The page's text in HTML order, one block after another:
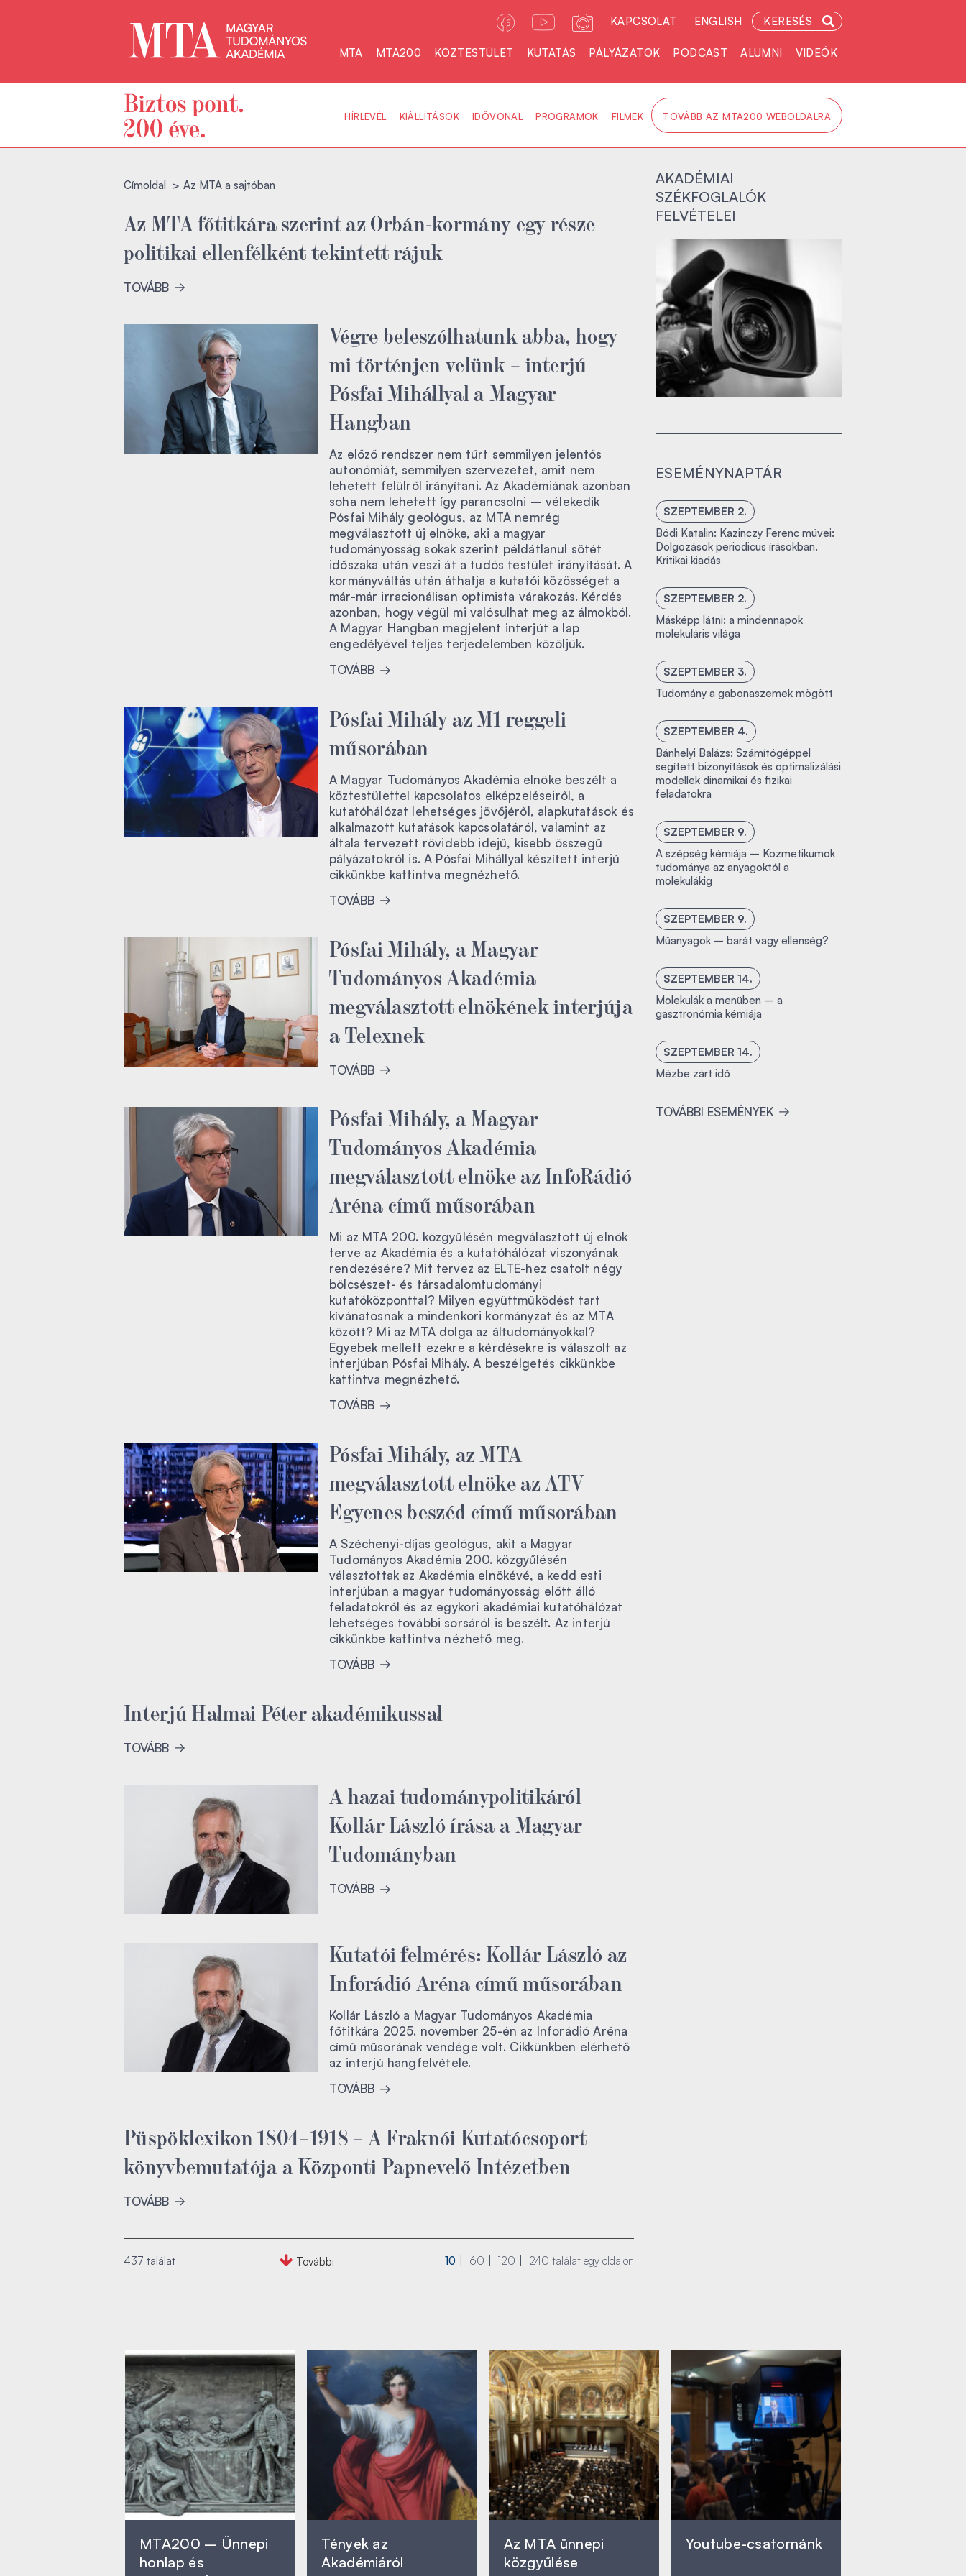
KAPCSOLAT ENGLISH KERESÉS
MTA MTA200 KÖZTESTÜLET KUTATÁS PÁLYÁZATOK PODCAST ALUMNI VIDEÓK
HÍRLEVÉL KIÁLLÍTÁSOK IDŐVONAL PROGRAMOK FILMEK TOVÁBB AZ MTA200 WEBOLDALRA
Címoldal Az MTA a sajtóban
Az MTA főtitkára szerint az Orbán-kormány egy része
politikai ellenfélként tekintett rájuk
TOVÁBB
Végre beleszólhatunk abba, hogy
mi történjen velünk – interjú
Pósfai Mihállyal a Magyar
Hangban
Az előző rendszer nem tűrt semmilyen jelentős
autonómiát, semmilyen szervezetet, amit nem
lehetett felülről irányítani. Az Akadémiának azonban
soha nem lehetett így parancsolni – vélekedik
Pósfai Mihály geológus, az MTA nemrég
megválasztott új elnöke, aki a magyar
tudományosság sokak szerint példátlanul sötét
időszaka után veszi át a tudós testület irányítását. A
kormányváltás után áthatja a kutatói közösséget a
már-már irracionálisan optimista várakozás. Kérdés
azonban, hogy végül mi valósulhat meg az álmokból.
A Magyar Hangban megjelent interjút a lap
engedélyével teljes terjedelemben közöljük.
TOVÁBB
Pósfai Mihály az M1 reggeli
műsorában
A Magyar Tudományos Akadémia elnöke beszélt a
köztestülettel kapcsolatos elképzeléseiről, a
kutatóhálózat lehetséges jövőjéről, alapkutatások és
alkalmazott kutatások kapcsolatáról, valamint az
általa tervezett rövidebb idejű, kisebb összegű
pályázatokról is. A Pósfai Mihállyal készített interjú
cikkünkbe kattintva megnézhető.
TOVÁBB
Pósfai Mihály, a Magyar
Tudományos Akadémia
megválasztott elnökének interjúja
a Telexnek
TOVÁBB
Pósfai Mihály, a Magyar
Tudományos Akadémia
megválasztott elnöke az InfoRádió
Aréna című műsorában
Mi az MTA 200. közgyűlésén megválasztott új elnök
terve az Akadémia és a kutatóhálózat viszonyának
rendezésére? Mit tervez az ELTE-hez csatolt négy
bölcsészet- és társadalomtudományi
kutatóközponttal? Milyen együttműködést tart
kívánatosnak a mindenkori kormányzat és az MTA
között? Mi az MTA dolga az áltudományokkal?
Egyebek mellett ezekre a kérdésekre is válaszolt az
interjúban Pósfai Mihály. A beszélgetés cikkünkbe
kattintva megnézhető.
TOVÁBB
Pósfai Mihály, az MTA
megválasztott elnöke az ATV
Egyenes beszéd című műsorában
A Széchenyi-díjas geológus, akit a Magyar
Tudományos Akadémia 200. közgyűlésén
választottak az Akadémia elnökévé, a kedd esti
interjúban a magyar tudományosság előtt álló
feladatokról és az egykori akadémiai kutatóhálózat
lehetséges további sorsáról is beszélt. Az interjú
cikkünkbe kattintva nézhető meg.
TOVÁBB
Interjú Halmai Péter akadémikussal
TOVÁBB
A hazai tudománypolitikáról –
Kollár László írása a Magyar
Tudományban
TOVÁBB
Kutatói felmérés: Kollár László az
Inforádió Aréna című műsorában
Kollár László a Magyar Tudományos Akadémia
főtitkára 2025. november 25-én az Inforádió Aréna
című műsorának vendége volt. Cikkünkben elérhető
az interjú hangfelvétele.
TOVÁBB
Püspöklexikon 1804–1918 – A Fraknói Kutatócsoport
könyvbemutatója a Központi Papnevelő Intézetben
TOVÁBB
437 találat További 240 találat egy oldalon
120
60
10
AKADÉMIAI
SZÉKFOGLALÓK
FELVÉTELEI
ESEMÉNYNAPTÁR
SZEPTEMBER 2.
Bódi Katalin: Kazinczy Ferenc művei:
Dolgozások periodicus írásokban.
Kritikai kiadás
SZEPTEMBER 2.
Másképp látni: a mindennapok
molekuláris világa
SZEPTEMBER 3.
Tudomány a gabonaszemek mögött
SZEPTEMBER 4.
Bánhelyi Balázs: Számítógéppel
segített bizonyítások és optimalizálási
modellek dinamikai és fizikai
feladatokra
SZEPTEMBER 9.
A szépség kémiája – Kozmetikumok
tudománya az anyagoktól a
molekulákig
SZEPTEMBER 9.
Műanyagok – barát vagy ellenség?
SZEPTEMBER 14.
Molekulák a menüben – a
gasztronómia kémiája
SZEPTEMBER 14.
Mézbe zárt idő
TOVÁBBI ESEMÉNYEK
MTA200 – Ünnepi
honlap és
Tények az
Akadémiáról
Az MTA ünnepi
közgyűlése
Youtube-csatornánk